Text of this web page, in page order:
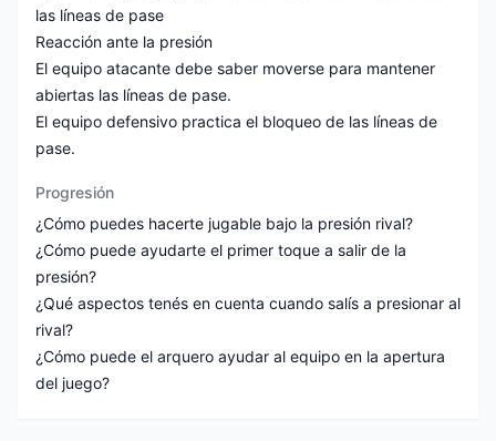
las líneas de pase
Reacción ante la presión
El equipo atacante debe saber moverse para mantener
abiertas las líneas de pase.
El equipo defensivo practica el bloqueo de las líneas de
pase.
Progresión
¿Cómo puedes hacerte jugable bajo la presión rival?
¿Cómo puede ayudarte el primer toque a salir de la
presión?
¿Qué aspectos tenés en cuenta cuando salís a presionar al
rival?
¿Cómo puede el arquero ayudar al equipo en la apertura